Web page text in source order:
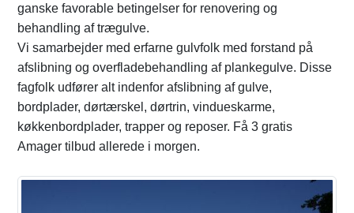
ganske favorable betingelser for renovering og
behandling af trægulve.
Vi samarbejder med erfarne gulvfolk med forstand på
afslibning og overfladebehandling af plankegulve. Disse
fagfolk udfører alt indenfor afslibning af gulve,
bordplader, dørtærskel, dørtrin, vindueskarme,
køkkenbordplader, trapper og reposer. Få 3 gratis
Amager tilbud allerede i morgen.